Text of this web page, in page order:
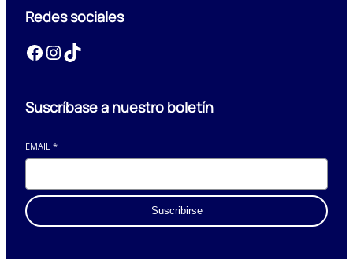
Redes sociales
Facebook InstagramTikTok
Suscríbase a nuestro boletín
EMAIL *
Suscribirse